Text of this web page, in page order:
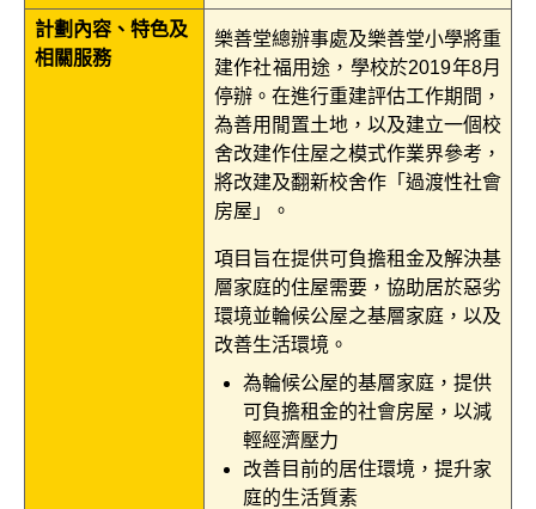
計劃內容、特色及
相關服務
樂善堂總辦事處及樂善堂小學將重
建作社福用途，學校於2019年8月
停辦。在進行重建評估工作期間，
為善用閒置土地，以及建立一個校
舍改建作住屋之模式作業界參考，
將改建及翻新校舍作「過渡性社會
房屋」。
項目旨在提供可負擔租金及解決基
層家庭的住屋需要，協助居於惡劣
環境並輪候公屋之基層家庭，以及
改善生活環境。
為輪候公屋的基層家庭，提供
可負擔租金的社會房屋，以減
輕經濟壓力
改善目前的居住環境，提升家
庭的生活質素